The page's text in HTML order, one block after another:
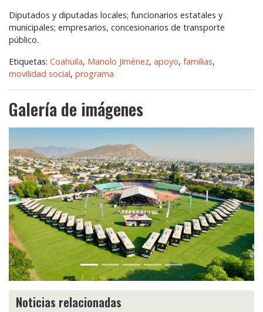
Diputados y diputadas locales; funcionarios estatales y
municipales; empresarios, concesionarios de transporte
público.
Etiquetas: Coahuila, Manolo Jiménez, apoyo, familias,
movilidad social, programa
Galería de imágenes
Anterior
Noticias relacionadas